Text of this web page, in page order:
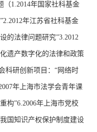
（1.2014年国家社科基金
年江苏省社科基金
的法律问题研究”3.2012
遗产数字化的法律和政策
科研创新项目：“网络时
年上海市法学会青年课
构”6.2006年上海市党校
国知识产权保护制度建设